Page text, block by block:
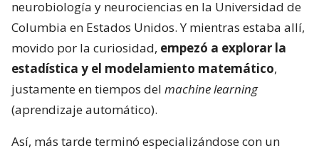
neurobiología y neurociencias en la Universidad de
Columbia en Estados Unidos. Y mientras estaba allí,
movido por la curiosidad, empezó a explorar la
estadística y el modelamiento matemático,
justamente en tiempos del machine learning
(aprendizaje automático).
Así, más tarde terminó especializándose con un